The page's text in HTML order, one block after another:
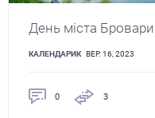
День міста Бровари
КАЛЕНДАРИК ВЕР. 16, 2023
0 3